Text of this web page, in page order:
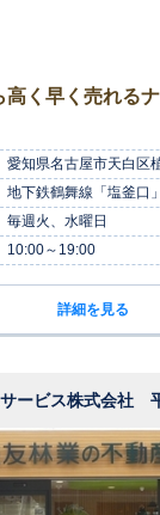
高く早く売れる
愛知県名古屋市天白区
地下鉄鶴舞線「塩釜口
毎週火、水曜日
10:00～19:00
詳細を見る
ービス株式会社